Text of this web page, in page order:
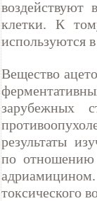
воздействуют
клетки. К
используются
Вещество
зарубежных
результаты
по отношению
токсического